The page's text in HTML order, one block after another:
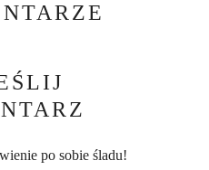
po sobie śladu!